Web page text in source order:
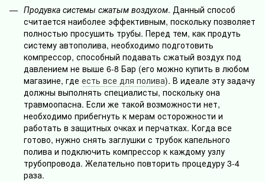
Продувка системы сжатым воздухом. Данный способ
считается наиболее эффективным, поскольку позволяет
полностью просушить трубы. Перед тем, как продуть
систему автополива, необходимо подготовить
компрессор, способный подавать сжатый воздух под
давлением не выше 6-8 Бар (его можно купить в любом
магазине, где есть все для полива). В идеале эту задачу
должны выполнять специалисты, поскольку она
травмоопасна. Если же такой возможности нет,
необходимо прибегнуть к мерам осторожности и
работать в защитных очках и перчатках. Когда все
готово, нужно снять заглушки с трубок капельного
полива и подключить компрессор к каждому узлу
трубопровода. Желательно повторить процедуру 3-4
раза.